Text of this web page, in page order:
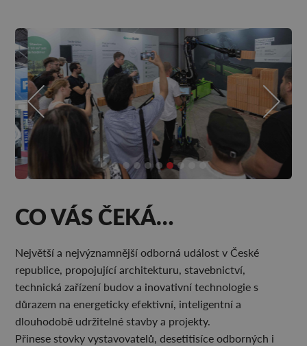
CO VÁS ČEKÁ…
Největší a nejvýznamnější odborná událost v České
republice, propojující architekturu, stavebnictví,
technická zařízení budov a inovativní technologie s
důrazem na energeticky efektivní, inteligentní a
dlouhodobě udržitelné stavby a projekty.
Přinese stovky vystavovatelů, desetitisíce odborných i